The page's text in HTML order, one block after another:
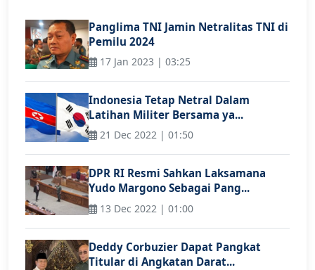
Panglima TNI Jamin Netralitas TNI di
Pemilu 2024
17 Jan 2023 | 03:25
Indonesia Tetap Netral Dalam
Latihan Militer Bersama ya...
21 Dec 2022 | 01:50
DPR RI Resmi Sahkan Laksamana
Yudo Margono Sebagai Pang...
13 Dec 2022 | 01:00
Deddy Corbuzier Dapat Pangkat
Titular di Angkatan Darat...